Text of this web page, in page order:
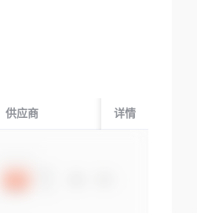
供应商 起运国/地区
详情